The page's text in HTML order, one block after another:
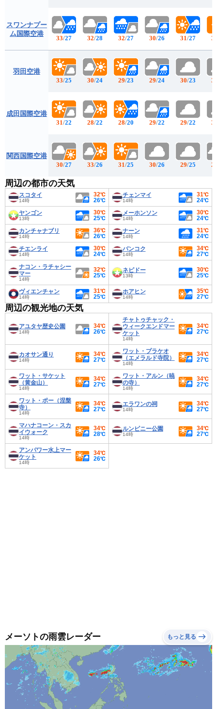
スワンナプー
ム国際空港
羽田空港
成田国際空港
関西国際空港
33/27
33/25
31/22
30/27
32/28
30/24
28/22
33/26
32/27
29/23
28/20
31/25
30/26
29/24
29/22
30/26
31/27
30/23
29/22
29/25
周辺の都市の天気
スコタイ
14時
32℃
26℃
チェンマイ
14時
31℃
24℃
ヤンゴン
13時
30℃
25℃
メーホンソン
14時
30℃
24℃
カンチャナブリ
14時
36℃
26℃
ナーン
14時
31℃
24℃
チエンライ
14時
30℃
24℃
バンコク
14時
34℃
27℃
ナコン・ラチャシー
マー
14時
32℃
25℃
ネピドー
13時
30℃
25℃
ヴィエンチャン
14時
31℃
25℃
ホアヒン
14時
35℃
27℃
周辺の観光地の天気
アユタヤ歴史公園
14時
34℃
26℃
チャトゥチャック・
ウィークエンドマー
ケット
14時
34℃
27℃
カオサン通り
14時
34℃
27℃
ワット・プラケオ
（エメラルド寺院）
14時
34℃
27℃
ワット・サケット
（黄金山）
14時
34℃
27℃
ワット・アルン（暁
の寺）
14時
34℃
27℃
ワット・ポー（涅槃
寺）
14時
34℃
27℃
エラワンの祠
14時
34℃
27℃
マハナコーン・スカ
イウォーク
14時
34℃
28℃
ルンピニー公園
14時
34℃
27℃
アンパワー水上マー
ケット
14時
34℃
26℃
メーソトの雨雲レーダー もっと見る